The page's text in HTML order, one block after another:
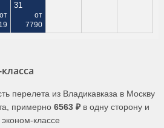
от
31
от
7790
перелета из Владикавказа в Москву
примерно 6563 ₽ в одну сторону и
классе